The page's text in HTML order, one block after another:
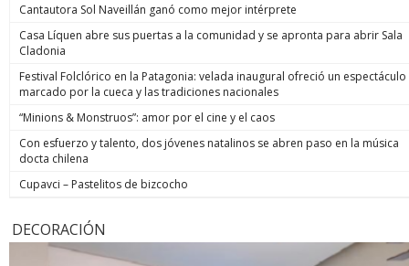
Cantautora Sol Naveillán ganó como mejor intérprete
Casa Líquen abre sus puertas a la comunidad y se apronta para abrir Sala
Cladonia
Festival Folclórico en la Patagonia: velada inaugural ofreció un espectáculo
marcado por la cueca y las tradiciones nacionales
“Minions & Monstruos”: amor por el cine y el caos
Con esfuerzo y talento, dos jóvenes natalinos se abren paso en la música
docta chilena
Cupavci – Pastelitos de bizcocho
DECORACIÓN